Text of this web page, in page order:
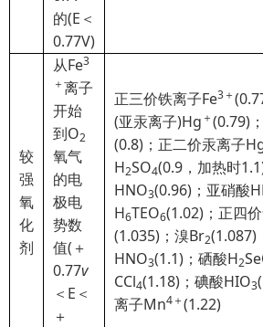
的(E＜
0.77V)
较
强
氧
化
剂
从Fe3
＋离子
开始
到O2
氧气
的电
极电
势数
值(＋
0.77v
＜E＜
＋
正三价铁离子Fe3＋
(亚汞离子)Hg ＋(0.79)
(0.8)；正二价汞离子
H2SO4(0.9，加热时
HNO3(0.96)；亚硝酸
H6TEO6(1.02)；正四
(1.035)；溴Br2(1.087)
HNO3(1.1)；硒酸H2
CCl4(1.18)；碘酸HIO3
离子Mn4＋(1.22)